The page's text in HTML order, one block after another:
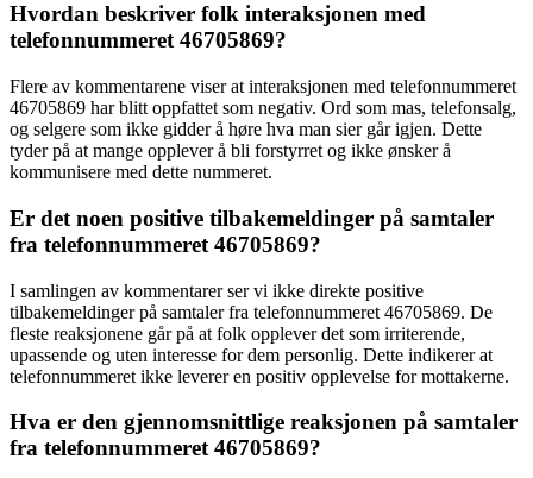
Hvordan beskriver folk interaksjonen med
telefonnummeret 46705869?
Flere av kommentarene viser at interaksjonen med telefonnummeret
46705869 har blitt oppfattet som negativ. Ord som mas, telefonsalg,
og selgere som ikke gidder å høre hva man sier går igjen. Dette
tyder på at mange opplever å bli forstyrret og ikke ønsker å
kommunisere med dette nummeret.
Er det noen positive tilbakemeldinger på samtaler
fra telefonnummeret 46705869?
I samlingen av kommentarer ser vi ikke direkte positive
tilbakemeldinger på samtaler fra telefonnummeret 46705869. De
fleste reaksjonene går på at folk opplever det som irriterende,
upassende og uten interesse for dem personlig. Dette indikerer at
telefonnummeret ikke leverer en positiv opplevelse for mottakerne.
Hva er den gjennomsnittlige reaksjonen på samtaler
fra telefonnummeret 46705869?